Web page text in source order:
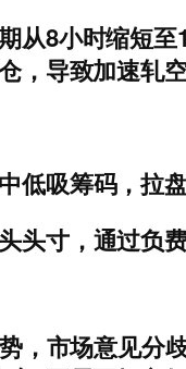
从8小时缩短
，导致加速轧
低吸筹码，拉
头寸，通过负
，市场意见分